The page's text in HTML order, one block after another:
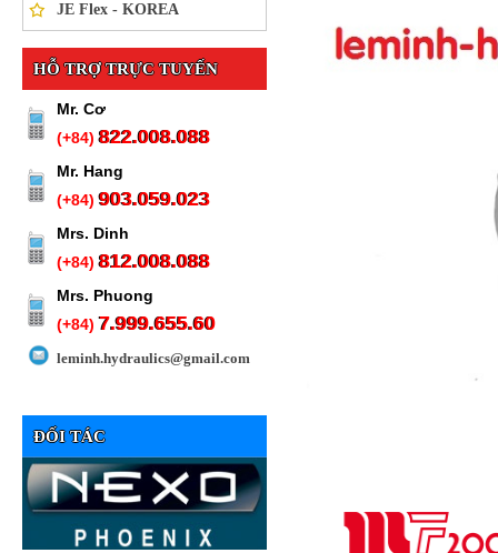
JE Flex - KOREA
HỖ TRỢ TRỰC TUYẾN
Mr. Cơ
(+84)822.008.088
Mr. Hang
(+84)903.059.023
Mrs. Dinh
(+84)812.008.088
Mrs. Phuong
(+84)7.999.655.60
leminh.hydraulics@gmail.com
ĐỐI TÁC